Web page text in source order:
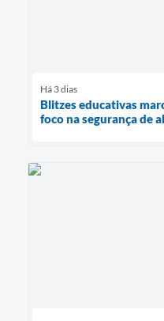
Há 3 dias
Blitzes educativas
foco na segurança de